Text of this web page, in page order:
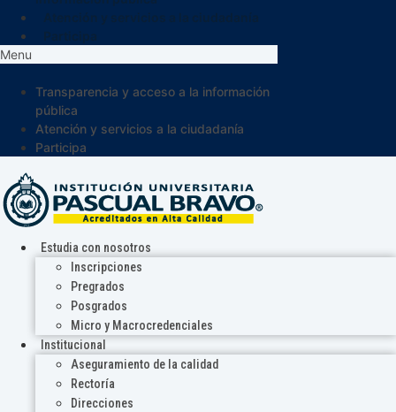
Menu
Transparencia y acceso a la información
pública
Atención y servicios a la ciudadanía
Participa
Estudia con nosotros
Inscripciones
Pregrados
Posgrados
Micro y Macrocredenciales
Institucional
Aseguramiento de la calidad
Rectoría
Direcciones